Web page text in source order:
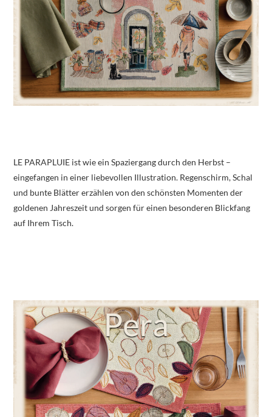
LE PARAPLUIE ist wie ein Spaziergang durch den Herbst –
eingefangen in einer liebevollen Illustration. Regenschirm, Schal
und bunte Blätter erzählen von den schönsten Momenten der
goldenen Jahreszeit und sorgen für einen besonderen Blickfang
auf Ihrem Tisch.